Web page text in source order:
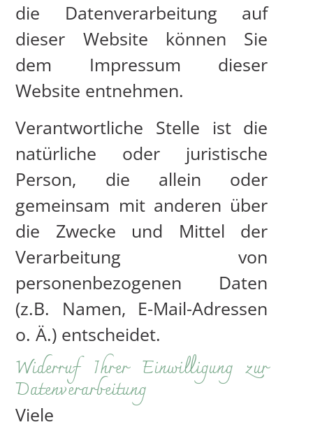
die Datenverarbeitung auf
dieser Website können Sie
dem Impressum dieser
Website entnehmen.
Verantwortliche Stelle ist die
natürliche oder juristische
Person, die allein oder
gemeinsam mit anderen über
die Zwecke und Mittel der
Verarbeitung von
personenbezogenen Daten
(z.B. Namen, E-Mail-Adressen
o. Ä.) entscheidet.
Widerruf Ihrer Einwilligung zur
Datenverarbeitung
Viele